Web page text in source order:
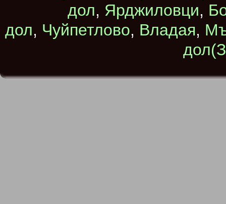
дол, Ярджиловци,
дол, Чуйпетлово, Владая,